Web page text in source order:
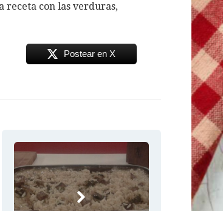
receta con las verduras,
Postear en X